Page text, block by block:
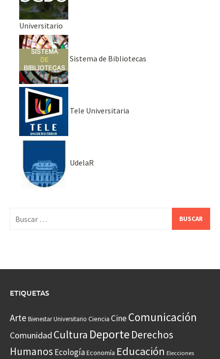
Universitario
Sistema de Bibliotecas
Tele Universitaria
UdelaR
ETIQUETAS
Arte Bienestar Universitario Ciencia CineComunicación
Comunidad Cultura Deporte Derechos
Humanos EcologíaEconomía Educación Elecciones